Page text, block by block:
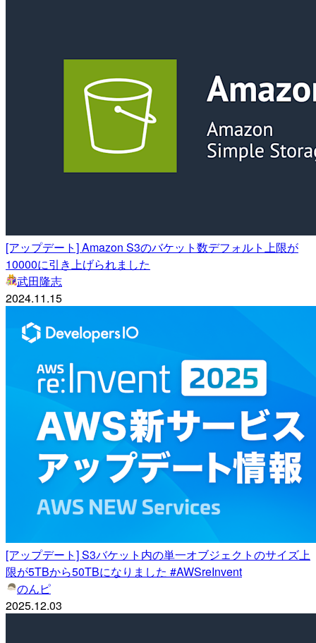
[アップデート] Amazon S3のバケット数デフォルト上限が
10000に引き上げられました
武田隆志
2024.11.15
[アップデート] S3バケット内の単一オブジェクトのサイズ上
限が5TBから50TBになりました #AWSreInvent
のんピ
2025.12.03